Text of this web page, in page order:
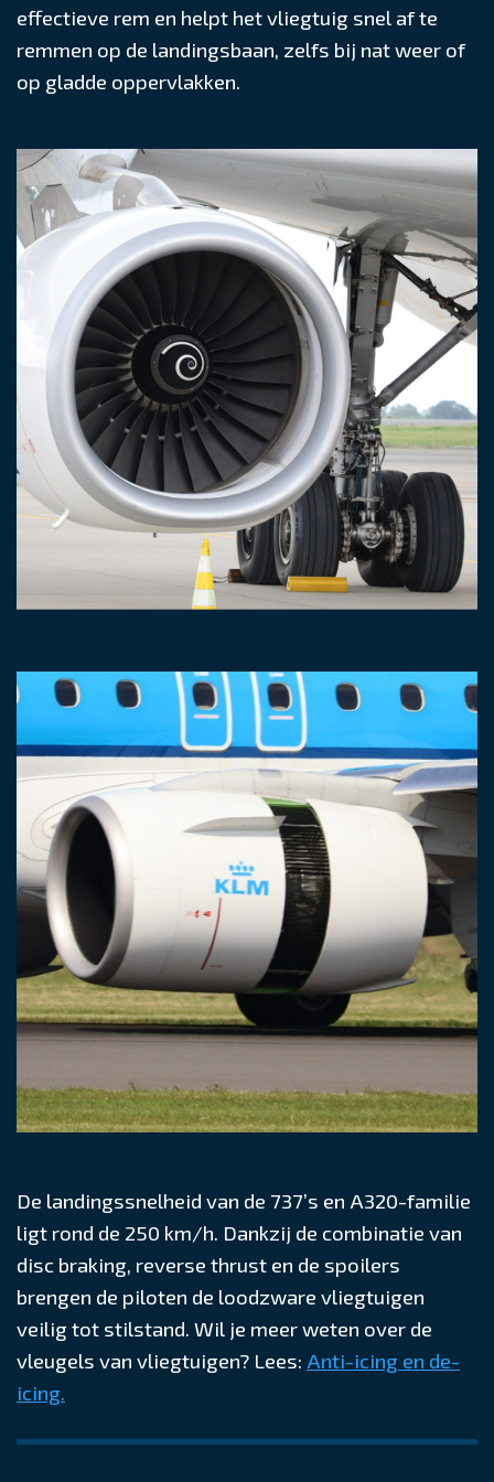
effectieve rem en helpt het vliegtuig snel af te
remmen op de landingsbaan, zelfs bij nat weer of
op gladde oppervlakken.
De landingssnelheid van de 737’s en A320-familie
ligt rond de 250 km/h. Dankzij de combinatie van
disc braking, reverse thrust en de spoilers
brengen de piloten de loodzware vliegtuigen
veilig tot stilstand. Wil je meer weten over de
vleugels van vliegtuigen? Lees: Anti-icing en de-
icing.